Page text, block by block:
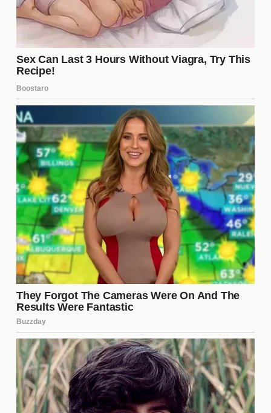
audiencia boquiabierta. Desde confrontaciones
inesperadas hasta alianzas sorprendentes, cada
episodio trae consigo una nueva dosis de drama.
Algunos de los momentos más impactantes
incluyen:
La primera gran pelea entre dos concursantes,
que encendió tensiones en la casa.
Una revelación personal que cambió la
percepción de un concursante ante el público.
El inesperado giro de una votación que dejó a
todos atónitos.
Las alianzas estratégicas
dentro de la casa
Lasalianzas son fundamentales en La Casa de los
Famosos 6, ya que los concursantes buscan
protegerse mutuamente para avanzar en el juego.
Estas alianzas pueden ser temporales o duraderas,
dependiendo de las circunstancias y de la dinámica
del grupo. A menudo, los participantes forman
equipos basados en intereses comunes o
rivalidades, lo que agrega una capa adicional de
estrategia al juego. Sin embargo, estas relaciones